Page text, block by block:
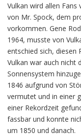
Vulkan wird allen Fans
von Mr. Spock, dem
vorkommen. Gene
1964, musste von
entschied sich, diesen
Vulkan war auch nicht
Sonnensystem
1846 aufgrund von
vermutet und in einer
einer Rekordzeit
fassbar und konnte
um 1850 und danach.